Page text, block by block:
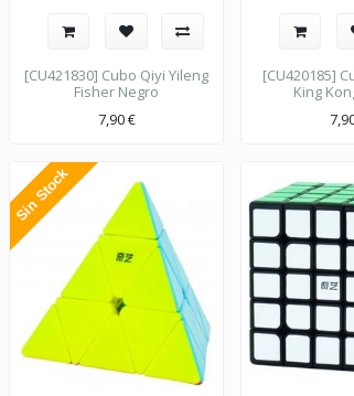
[CU421830] Cubo Qiyi Yileng
Fisher Negro
7,90€
[CU420185]
King
Sin Stock